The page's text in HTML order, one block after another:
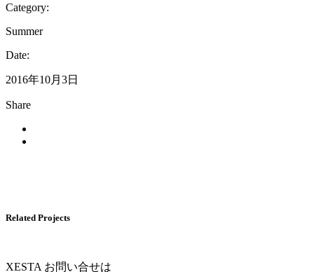
Category:
Summer
Date:
2016年10月3日
Share
Related Projects
XESTA お問い合せは